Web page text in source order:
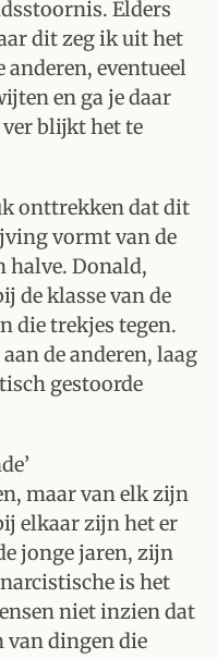
Elders
dit zeg ik uit het
eventueel
en ga je daar
blijkt het te
onttrekken dat dit
vormt van de
halve. Donald,
de klasse van de
die trekjes tegen.
de anderen, laag
gestoorde
maar van elk zijn
elkaar zijn het er
jonge jaren, zijn
is het
niet inzien dat
van dingen die